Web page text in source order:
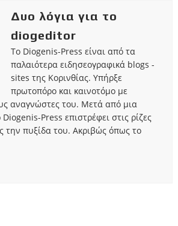
Δυο λόγια για το
diogeditor
Το Diogenis-Press είναι από τα
παλαιότερα ειδησεογραφικά blogs -
sites της Κορινθίας. Υπήρξε
πρωτοπόρο και καινοτόμο με
αναγνώστες του. Μετά από μια
Press επιστρέφει στις ρίζες
την πυξίδα του. Ακριβώς όπως το